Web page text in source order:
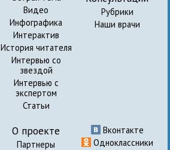
Видео
Инфографика
Интерактив
История читателя
Интервью со
звездой
Интервью с
экспертом
Статьи
Рубрики
Наши врачи
О проекте
Партнеры
Вконтакте
Одноклассники